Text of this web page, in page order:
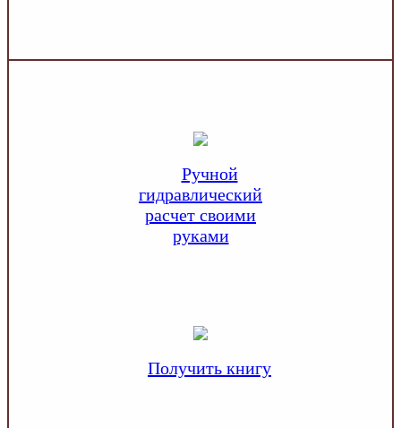
Ручной
гидравлический
расчет своими
руками
Получить книгу